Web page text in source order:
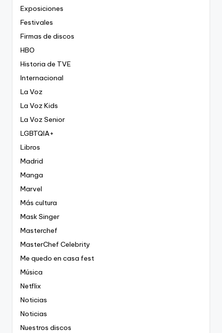
Exposiciones
Festivales
Firmas de discos
HBO
Historia de TVE
Internacional
La Voz
La Voz Kids
La Voz Senior
LGBTQIA+
Libros
Madrid
Manga
Marvel
Más cultura
Mask Singer
Masterchef
MasterChef Celebrity
Me quedo en casa fest
Música
Netflix
Noticias
Noticias
Nuestros discos